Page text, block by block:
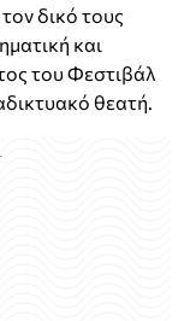
δικό τους
και
του Φεστιβάλ
θεατή.